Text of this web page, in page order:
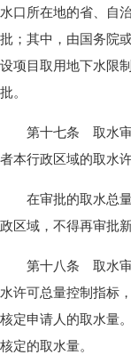
水口所在地的省、自
批；其中，由国务院
设项目取用地下水限
批。
第十七条 取水审
者本行政区域的取水
在审批的取水总量
政区域，不得再审批新
第十八条 取水审
水许可总量控制指标
核定申请人的取水量
核定的取水量。